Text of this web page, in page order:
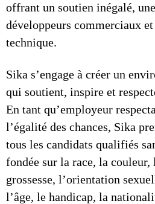
offrant un soutien inégalé,
développeurs commerciaux
technique.
Sika s’engage à créer un
qui soutient, inspire et
En tant qu’employeur
l’égalité des chances, Sika
tous les candidats qualifiés
fondée sur la race, la
grossesse, l’orientation
l’âge, le handicap, la